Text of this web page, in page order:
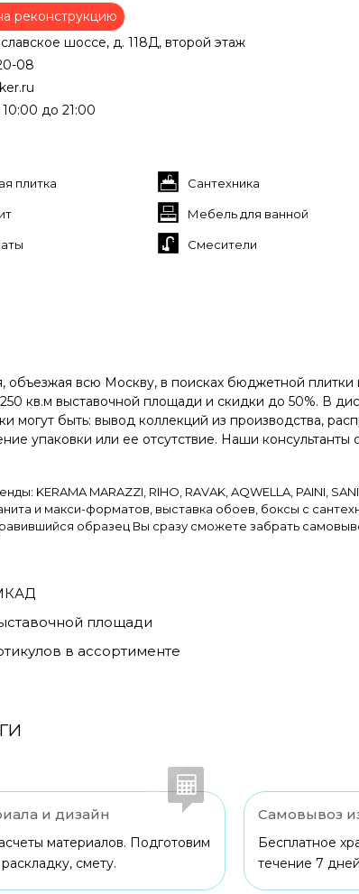
реконструкцию
шоссе, д. 118Д, второй этаж
08
до 21:00
плитка Сантехника
Мебель для ванной
Смесители
объезжая всю Москву, в поисках бюджетной
кв.м выставочной площади и скидки до 50%. В
могут быть: вывод коллекций из производства,
упаковки или ее отсутствие. Наши
KERAMA MARAZZI, RIHO, RAVAK, AQWELLA, PAINI,
и макси-форматов, выставка обоев, боксы с
образец Вы сразу сможете забрать
площади
в ассортименте
и дизайн
материалов. Подготовим
смету.
Самовывоз
Бесплатное
течение 7